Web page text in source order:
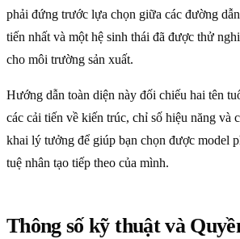
phải đứng trước lựa chọn giữa các đường
tiến nhất và một hệ sinh thái đã được thử
cho môi trường sản xuất.
Hướng dẫn toàn diện này đối chiếu hai tên
các cải tiến về kiến trúc, chỉ số hiệu năng và
khai lý tưởng để giúp bạn chọn được model
tuệ nhân tạo tiếp theo của mình.
Thông số kỹ thuật và